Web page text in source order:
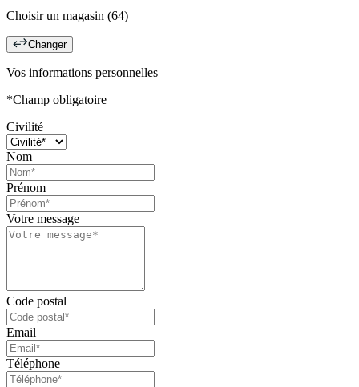
Choisir un magasin (64)
Changer
Vos informations personnelles
*Champ obligatoire
Civilité
Nom
Prénom
Votre message
Code postal
Email
Téléphone